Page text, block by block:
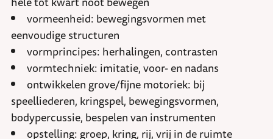
vormeenheid: bewegingsvormen met
eenvoudige structuren
vormprincipes: herhalingen, contrasten
vormtechniek: imitatie, voor- en nadans
ontwikkelen grove/fijne motoriek: bij
speelliederen, kringspel, bewegingsvormen,
bodypercussie, bespelen van instrumenten
opstelling: groep, kring, rij, vrij in de ruimte